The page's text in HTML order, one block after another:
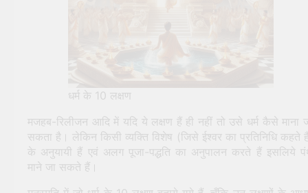
धर्म के 10 लक्षण
मजहब-रिलीजन आदि में यदि ये लक्षण हैं ही नहीं तो उसे धर्म कैसे माना
सकता है। लेकिन किसी व्यक्ति विशेष (जिसे ईश्वर का प्रतिनिधि कहते
के अनुयायी हैं एवं अलग पूजा-पद्धति का अनुपालन करते हैं इसलिये
माने जा सकते हैं।